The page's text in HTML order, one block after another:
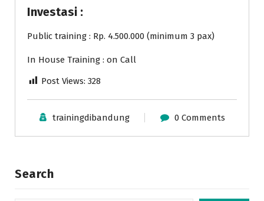
Investasi :
Public training : Rp. 4.500.000 (minimum 3 pax)
In House Training : on Call
Post Views: 328
trainingdibandung 0 Comments
Search